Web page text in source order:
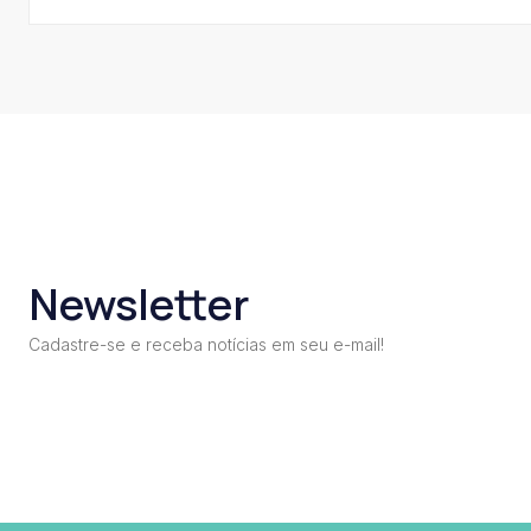
Newsletter
Cadastre-se e receba notícias em seu e-mail!